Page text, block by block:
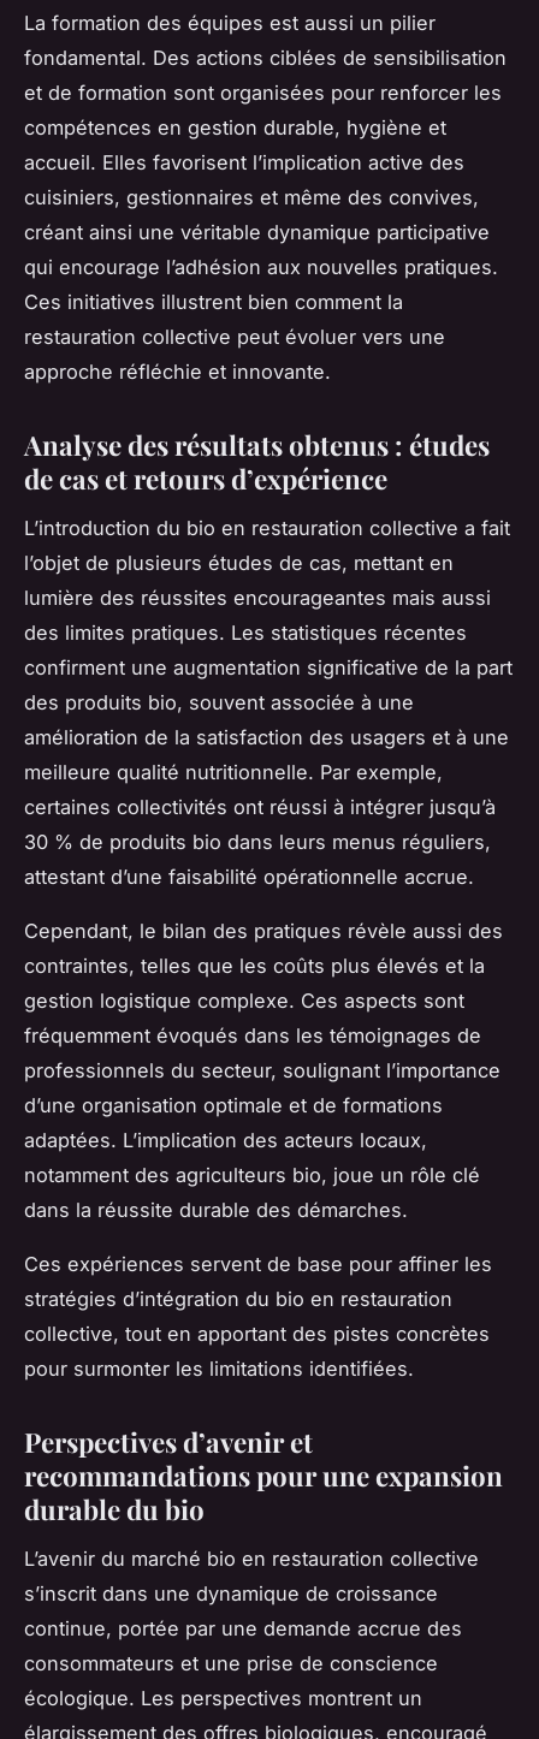
La formation des équipes est aussi un pilier
fondamental. Des actions ciblées de sensibilisation
et de formation sont organisées pour renforcer les
compétences en gestion durable, hygiène et
accueil. Elles favorisent l’implication active des
cuisiniers, gestionnaires et même des convives,
créant ainsi une véritable dynamique participative
qui encourage l’adhésion aux nouvelles pratiques.
Ces initiatives illustrent bien comment la
restauration collective peut évoluer vers une
approche réfléchie et innovante.
Analyse des résultats obtenus : études
de cas et retours d’expérience
L’introduction du bio en restauration collective a fait
l’objet de plusieurs études de cas, mettant en
lumière des réussites encourageantes mais aussi
des limites pratiques. Les statistiques récentes
confirment une augmentation significative de la part
des produits bio, souvent associée à une
amélioration de la satisfaction des usagers et à une
meilleure qualité nutritionnelle. Par exemple,
certaines collectivités ont réussi à intégrer jusqu’à
30 % de produits bio dans leurs menus réguliers,
attestant d’une faisabilité opérationnelle accrue.
Cependant, le bilan des pratiques révèle aussi des
contraintes, telles que les coûts plus élevés et la
gestion logistique complexe. Ces aspects sont
fréquemment évoqués dans les témoignages de
professionnels du secteur, soulignant l’importance
d’une organisation optimale et de formations
adaptées. L’implication des acteurs locaux,
notamment des agriculteurs bio, joue un rôle clé
dans la réussite durable des démarches.
Ces expériences servent de base pour affiner les
stratégies d’intégration du bio en restauration
collective, tout en apportant des pistes concrètes
pour surmonter les limitations identifiées.
Perspectives d’avenir et
recommandations pour une expansion
durable du bio
L’avenir du marché bio en restauration collective
s’inscrit dans une dynamique de croissance
continue, portée par une demande accrue des
consommateurs et une prise de conscience
écologique. Les perspectives montrent un
élargissement des offres biologiques, encouragé